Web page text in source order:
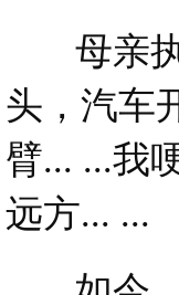
母亲执
头，汽车
臂... ...我
远方... ...